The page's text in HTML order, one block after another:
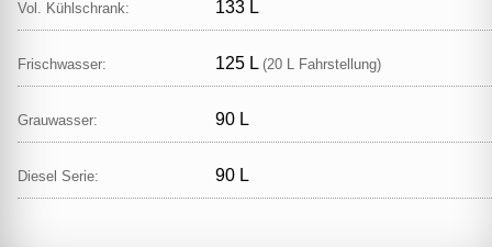
Vol. Kühlschrank: 133 L
Frischwasser: 125 L (20 L Fahrstellung)
Grauwasser: 90 L
Diesel Serie: 90 L